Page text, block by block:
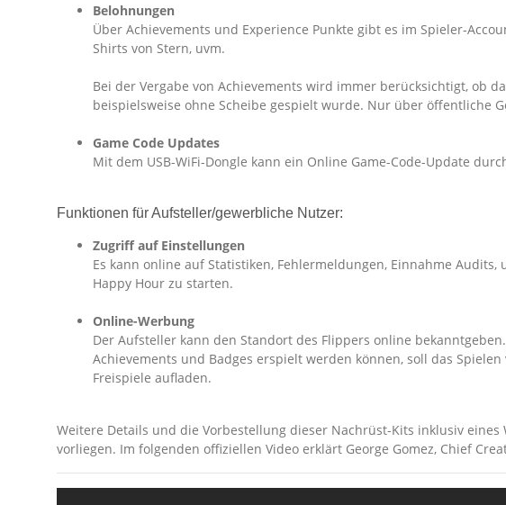
Belohnungen
Über Achievements und Experience Punkte gibt es im Spieler-
Shirts von Stern, uvm.
Bei der Vergabe von Achievements wird immer berücksichtigt, ob
beispielsweise ohne Scheibe gespielt wurde. Nur über öffentliche
Game Code Updates
Mit dem USB-WiFi-Dongle kann ein Online Game-Code-Update
Funktionen für Aufsteller/gewerbliche Nutzer:
Zugriff auf Einstellungen
Es kann online auf Statistiken, Fehlermeldungen, Einnahme
Happy Hour zu starten.
Online-Werbung
Der Aufsteller kann den Standort des Flippers online
Achievements und Badges erspielt werden können, soll das
Freispiele aufladen.
Weitere Details und die Vorbestellung dieser Nachrüst-Kits inklusiv
vorliegen. Im folgenden offiziellen Video erklärt George Gomez, Chief